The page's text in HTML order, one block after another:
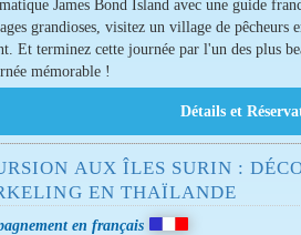
James Bond Island avec une guide
grandioses, visitez un village de
Et terminez cette journée par l'un des plus
mémorable !
AUX ÎLES SURIN :
EN THAÏLANDE
en français